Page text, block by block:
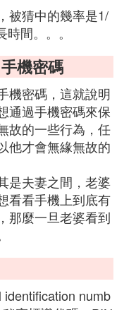
被猜中的幾率是1/
間。。。
機密碼
機密碼，這就說明
通過手機密碼來保
故的一些行為，任
他才會無緣無故的
是夫妻之間，老婆
看看手機上到底有
那麼一旦老婆看到
numb